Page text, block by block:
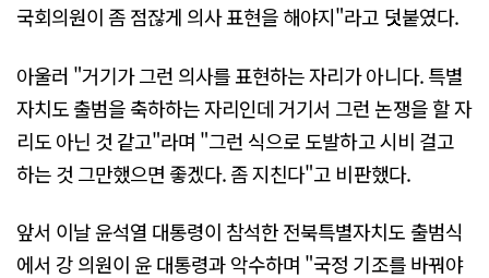
국회의원이 좀 점잖게 의사 표현을 해야지"라고 덧붙였다.
아울러 "거기가 그런 의사를 표현하는 자리가 아니다. 특별
자치도 출범을 축하하는 자리인데 거기서 그런 논쟁을 할 자
리도 아닌 것 같고"라며 "그런 식으로 도발하고 시비 걸고
하는 것 그만했으면 좋겠다. 좀 지친다"고 비판했다.
앞서 이날 윤석열 대통령이 참석한 전북특별자치도 출범식
에서 강 의원이 윤 대통령과 악수하며 "국정 기조를 바꿔야